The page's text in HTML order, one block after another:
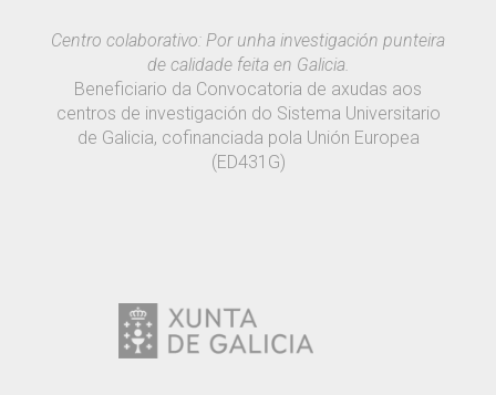
Centro colaborativo: Por unha investigación punteira
de calidade feita en Galicia.
Beneficiario da Convocatoria de axudas aos
centros de investigación do Sistema Universitario
de Galicia, cofinanciada pola Unión Europea
(ED431G)